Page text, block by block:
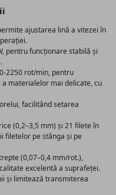
ajustarea lină a vitezei în
pentru funcționare stabilă și
2250 rot/min, pentru
materialelor mai delicate, cu
facilitând setarea
(0,2–3,5 mm) și 21 filete în
filetelor pe stânga și pe
(0,07–0,4 mm/rot.),
excelentă a suprafeței.
și limitează transmiterea